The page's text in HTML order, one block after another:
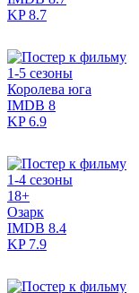
KP8.7
1-5 сезоны
Королева юга
IMDB 8
KP6.9
1-4 сезоны
18+
Озарк
IMDB 8.4
KP7.9